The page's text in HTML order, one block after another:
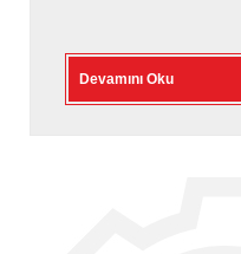
Devamını Oku